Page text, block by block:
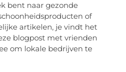
bent naar gezonde
of
artikelen, je vindt het
blogpost met vrienden
om lokale bedrijven te